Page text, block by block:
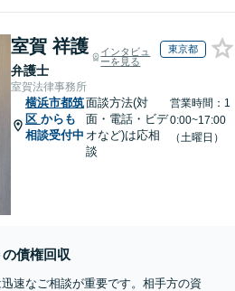
室賀 祥護
弁護士
インタビュ
ーを見る
東京都
室賀法律事務所
横浜市都筑
区 からも
相談受付中
面談方法(対
面・電話・ビデ
オなど)は応相
談
営業時間：1
0:00~17:00
（土曜日）
債権回収
速なご相談が重要です。相手方の資